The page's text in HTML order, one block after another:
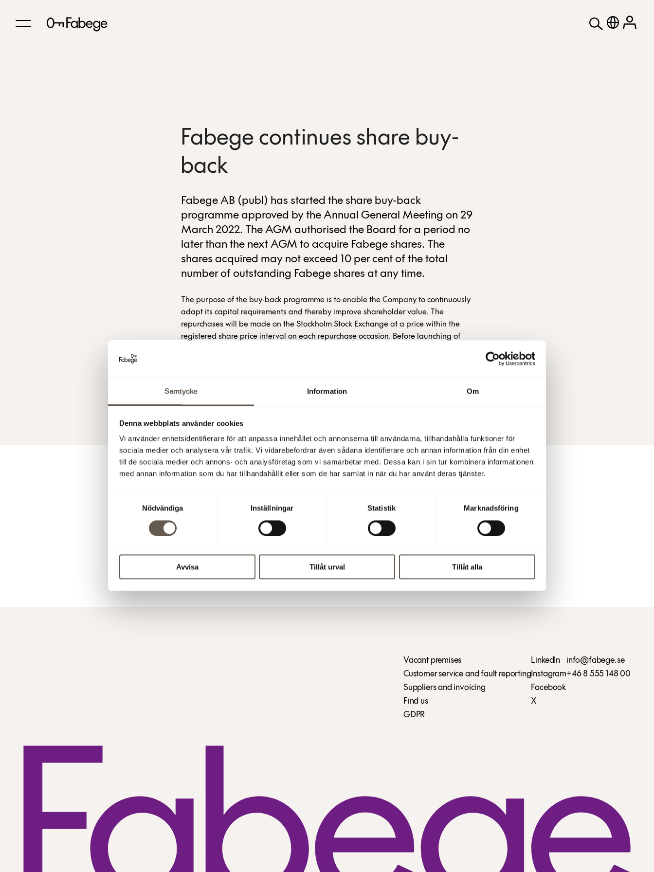
Samtycke Information Om
Denna webbplats använder cookies
Vi använder enhetsidentifierare för att anpassa innehållet och annonserna till användarna, tillhandahålla funktioner för
sociala medier och analysera vår trafik. Vi vidarebefordrar även sådana identifierare och annan information från din enhet
till de sociala medier och annons- och analysföretag som vi samarbetar med. Dessa kan i sin tur kombinera informationen
med annan information som du har tillhandahållit eller som de har samlat in när du har använt deras tjänster.
Nödvändiga
Inställningar Statistik Marknadsföring
Avvisa Tillåt urval Tillåt alla
Fabege continues share buy-
back
Fabege AB (publ) has started the share buy-back
programme approved by the Annual General Meeting on 29
March 2022. The AGM authorised the Board for a period no
later than the next AGM to acquire Fabege shares. The
shares acquired may not exceed 10 per cent of the total
number of outstanding Fabege shares at any time.
The purpose of the buy-back programme is to enable the Company to continuously
adapt its capital requirements and thereby improve shareholder value. The
repurchases will be made on the Stockholm Stock Exchange at a price within the
registered share price interval on each repurchase occasion. Before launching of
Fabege AB (publ)
For more information
Stefan Dahlbo, President and CEO, tel. +46 (0)70-353 18 88,
Åsa Bergström, Vice President and CFO, +46 (0) 8 555 148 29,
Download press release (pdf)
Vacant premises
Customer service and fault reporting
Suppliers and invoicing
Find us
GDPR
LinkedIn
Instagram
Facebook
X
info@fabege.se
+46 8 555 148 00